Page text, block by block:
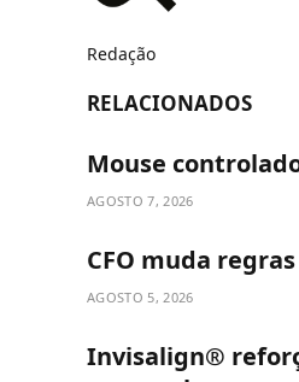
Redação
RELACIONADOS
Mouse
AGOSTO 7, 2026
CFO muda
AGOSTO 5, 2026
Invisalign®